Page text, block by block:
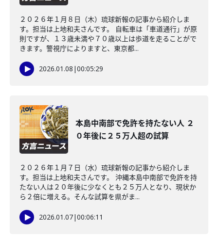
２０２６年１月８日（木）琉球新報の記事から紹介しま
す。担当は上地和夫さんです。 自転車は「車道通行」が原
則ですが、１３歳未満や７０歳以上は歩道を走ることがで
きます。警視庁によりますと、東京都...
2026.01.08 |00:05:29
本島中南部で免許を持たない人 ２
０年後に２５万人超の試算
２０２６年１月７日（水）琉球新報の記事から紹介しま
す。担当は上地和夫さんです。 沖縄本島中南部で免許を持
たない人は２０年後に少なくとも２５万人となり、現状か
ら２倍に増える。そんな試算を県がま...
2026.01.07|00:06:11